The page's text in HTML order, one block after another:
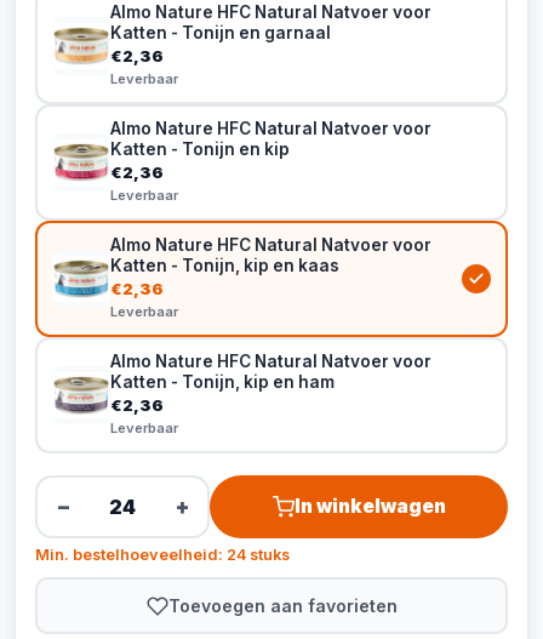
Almo Nature HFC Natural Natvoer voor
Katten - Tonijn en garnaal
€2,36
Leverbaar
Almo Nature HFC Natural Natvoer voor
Katten - Tonijn en kip
€2,36
Leverbaar
Almo Nature HFC Natural Natvoer voor
Katten - Tonijn, kip en kaas
€2,36
Leverbaar
Almo Nature HFC Natural Natvoer voor
Katten - Tonijn, kip en ham
€2,36
Leverbaar
− + In winkelwagen
Min. bestelhoeveelheid: 24 stuks
Toevoegen aan favorieten